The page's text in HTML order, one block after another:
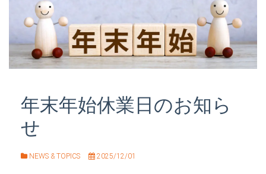
年末年始休業日のお知ら
せ
NEWS & TOPICS 2025/12/01